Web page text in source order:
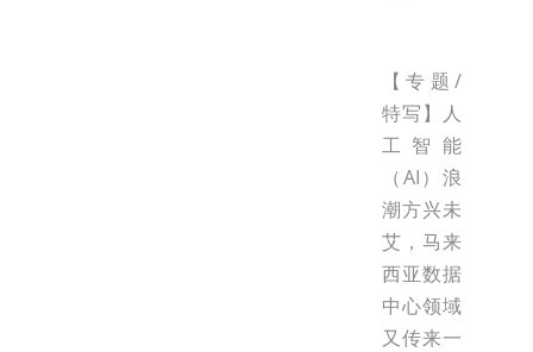
【专题/
特写】人
工智能
（AI）浪
潮方兴未
艾，马来
西亚数据
中心领域
又传来一